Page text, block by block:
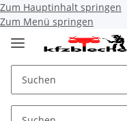
Zum Hauptinhalt springen
Zum Menü springen